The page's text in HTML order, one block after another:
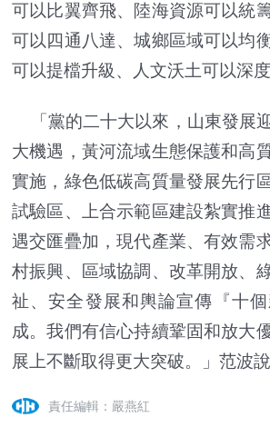
可以比翼齊飛、陸海資源可以統
可以四通八達、城鄉區域可以均
可以提檔升級、人文沃土可以深度
「黨的二十大以來，山東發展
大機遇，黃河流域生態保護和高
實施，綠色低碳高質量發展先行
試驗區、上合示範區建設紮實推
遇交匯疊加，現代產業、有效需
村振興、區域協調、改革開放、
祉、安全發展和輿論宣傳『十
成。我們有信心持續鞏固和放大
展上不斷取得更大突破。」范波說
責任編輯：嚴燕紅